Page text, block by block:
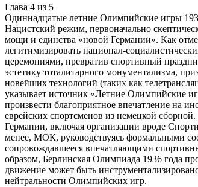
Глава 4 из 5
Одиннадцатые летние Олимпийские игры
Нацистский режим, первоначально
мощи и единства «новой Германии». Как
легитимизировать национал-
церемониями, превратив спортивный
эстетику тоталитарного монументализма,
новейших технологий (таких как
указывает источник «Летние Олимпийские
произвести благоприятное впечатление на
еврейских спортсменов из немецкой
Германии, включая организации вроде
менее, МОК, руководствуясь формальными
сопровождавшееся впечатляющими
образом, Берлинская Олимпиада 1936 года
движение может быть
нейтральности Олимпийских игр.